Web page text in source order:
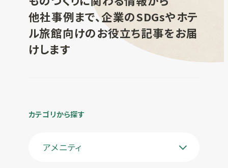
オリジナルエコグッズ制作 ブランド・企業向け
フルオーダー制
SUSPRO
ホテル・旅館向け
お客様実績
お役立ち情報
他社事例まで、企業のSDGsやホテ
ル旅館向けのお役立ち記事をお届
けします
カテゴリから探す
アメニティ